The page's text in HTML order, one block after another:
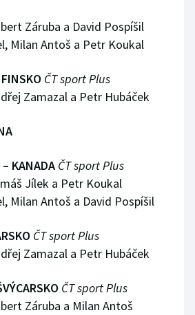
Záruba a David Pospíšil
Milan Antoš a Petr Koukal
ČT sport Plus
Zamazal a Petr Hubáček
KANADA ČT sport Plus
Jílek a Petr Koukal
Milan Antoš a David Pospíšil
ČT sport Plus
Zamazal a Petr Hubáček
ČT sport Plus
Záruba a Milan Antoš